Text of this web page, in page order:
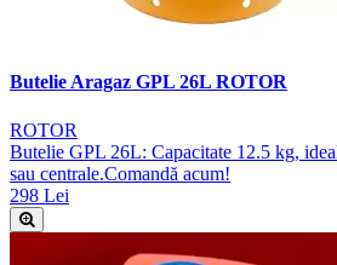
Butelie Aragaz GPL 26L ROTOR
ROTOR
Butelie GPL 26L: Capacitate 12.5 kg,
sau centrale.Comandă acum!
298 Lei